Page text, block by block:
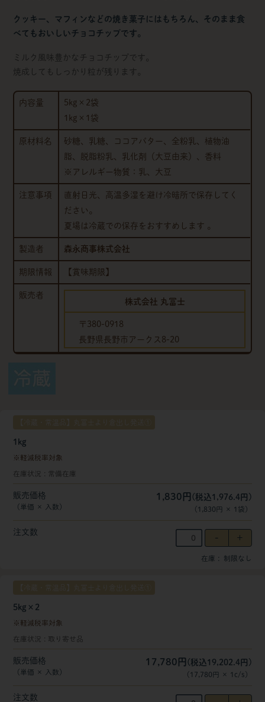
クッキー、マフィンなどの焼き菓子にはもちろん、そのまま食
べてもおいしいチョコチップです。
ミルク風味豊かなチョコチップです。
焼成してもしっかり粒が残ります。
内容量
5kg×2袋
1kg×1袋
原材料名
砂糖、乳糖、ココアバター、全粉乳、植物油
脂、脱脂粉乳、乳化剤（大豆由来）、香料
※アレルギー物質：乳、大豆
注意事項
直射日光、高温多湿を避け冷暗所で保存してく
ださい。
夏場は冷蔵での保存をおすすめします 。
製造者 森永商事株式会社
期限情報 【賞味期限】
販売者
株式会社 丸冨士
〒380-0918
長野県長野市アークス8-20
1kg
軽減税率対象
在庫状況 常備在庫
販売価格
（単価 × 入数）
1,830円 (税込1,976.4円)
（ 1,830円 × 1 袋 ）
注文数
在庫 制限なし
5kg×2
軽減税率対象
在庫状況 取り寄せ品
販売価格
（単価 × 入数）
17,780円 (税込19,202.4円)
（ 17,780円 × 1 c/s ）
注文数